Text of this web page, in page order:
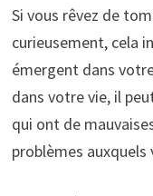
Si vous rêvez de
curieusement, cela
émergent dans
dans votre vie, il
qui ont de
problèmes auxquels